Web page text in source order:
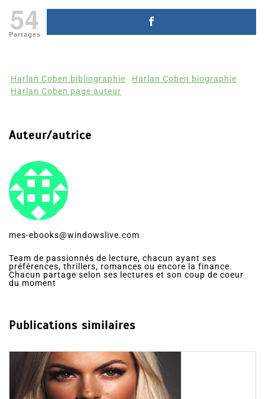
54
Partages
Harlan Coben bibliographie
Harlan Coben biographie
Harlan Coben page auteur
Auteur/autrice
mes-ebooks@windowslive.com
Team de passionnés de lecture, chacun ayant ses
préférences, thrillers, romances ou encore la finance.
Chacun partage selon ses lectures et son coup de coeur
du moment
Publications similaires